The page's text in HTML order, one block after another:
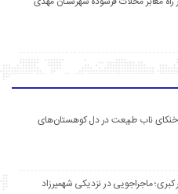
خنکای ناب طبیعت در دل کوهستان‌های
کبری؛ ماجراجویی در نزدیکی شهمیرزاد